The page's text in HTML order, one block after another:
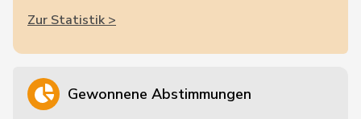
Zur Statistik >
Gewonnene Abstimmungen